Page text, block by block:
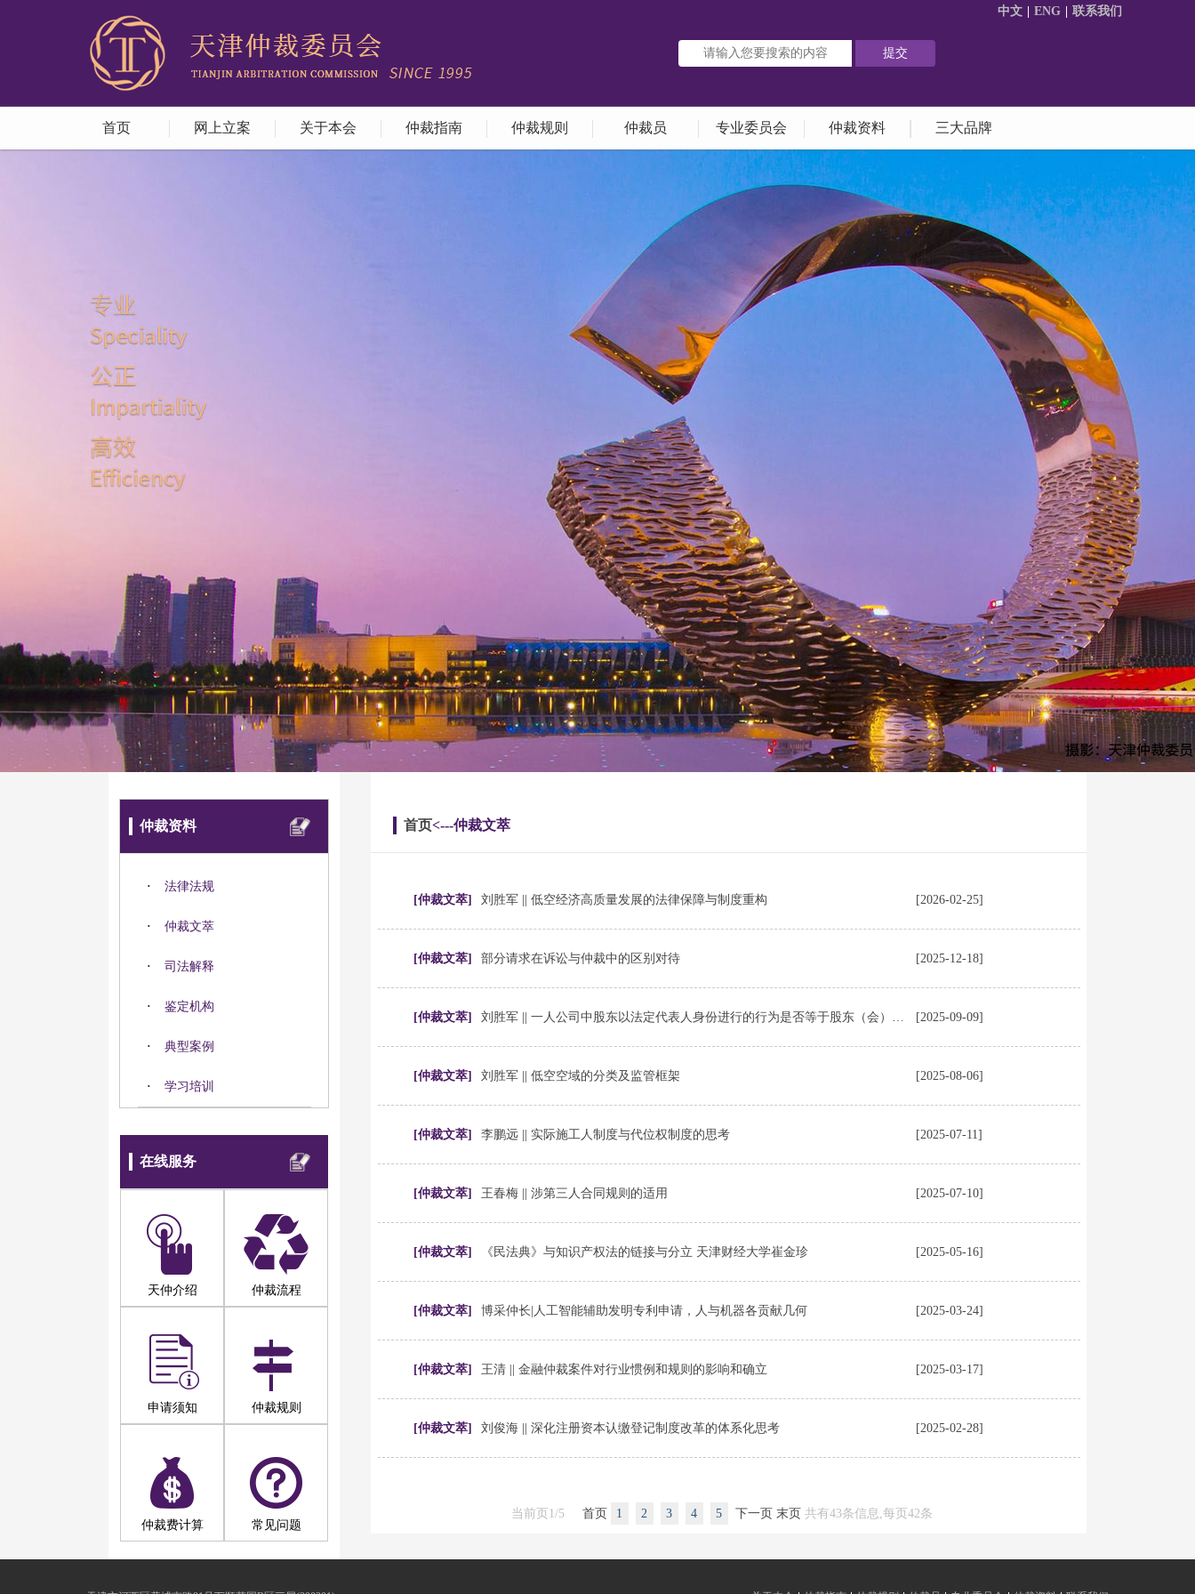
中文 ENG 联系我们
首页 网上立案 关于本会 仲裁指南 仲裁规则 仲裁员 专业委员会 仲裁资料 三大品牌
仲裁资料
· 法律法规
· 仲裁文萃
· 司法解释
· 鉴定机构
· 典型案例
· 学习培训
在线服务
天仲介绍 仲裁流程
申请须知 仲裁规则
仲裁费计算 常见问题
首页<---仲裁文萃
[仲裁文萃] 刘胜军 || 低空经济高质量发展的法律保障与制度重构 [2026-02-25]
[仲裁文萃] 部分请求在诉讼与仲裁中的区别对待 [2025-12-18]
[仲裁文萃] 刘胜军 || 一人公司中股东以法定代表人身份进行的行为是否等于股东（会）的决定 [2025-09-09]
[仲裁文萃] 刘胜军 || 低空空域的分类及监管框架 [2025-08-06]
[仲裁文萃] 李鹏远 || 实际施工人制度与代位权制度的思考 [2025-07-11]
[仲裁文萃] 王春梅 || 涉第三人合同规则的适用 [2025-07-10]
[仲裁文萃] 《民法典》与知识产权法的链接与分立 天津财经大学崔金珍 [2025-05-16]
[仲裁文萃] 博采仲长|人工智能辅助发明专利申请，人与机器各贡献几何 [2025-03-24]
[仲裁文萃] 王清 || 金融仲裁案件对行业惯例和规则的影响和确立 [2025-03-17]
[仲裁文萃] 刘俊海 || 深化注册资本认缴登记制度改革的体系化思考 [2025-02-28]
当前页1/5 首页 1 2 3 4 5 下一页 末页 共有43条信息,每页42条